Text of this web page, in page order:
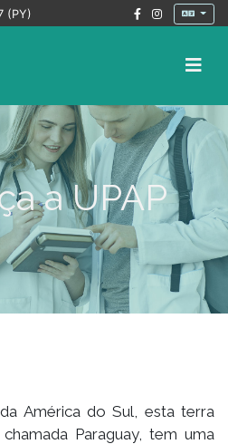
(PY)
a UPAP
América do Sul, esta terra
Paraguay, tem uma